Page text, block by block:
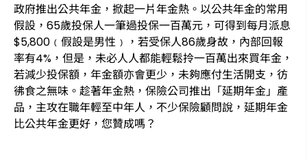
政府推出公共年金，掀起一片年金熱。以公共年金的常用
假設，65歲投保人一筆過投保一百萬元，可得到每月派息
$5,800﹙假設是男性﹚，若受保人86歲身故，內部回報
率有4%，但是，未必人人都能輕鬆拎一百萬出來買年金，
若減少投保額，年金額亦會更少，未夠應付生活開支，彷
彿食之無味。趁著年金熱，保險公司推出「延期年金」產
品，主攻在職年輕至中年人，不少保險顧問說，延期年金
比公共年金更好，您贊成嗎？